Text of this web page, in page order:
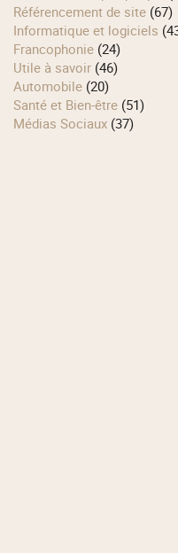
Référencement de site (67)
Informatique et logiciels
Francophonie (24)
Utile à savoir (46)
Automobile (20)
Santé et Bien-être (51)
Médias Sociaux (37)